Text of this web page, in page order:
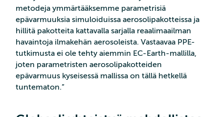
metodeja ymmärtääksemme parametrisiä
epävarmuuksia simuloiduissa aerosolipakotteissa ja
hillitä pakotteita kattavalla sarjalla reaalimaailman
havaintoja ilmakehän aerosoleista. Vastaavaa PPE-
tutkimusta ei ole tehty aiemmin EC-Earth-mallilla,
joten parametristen aerosolipakotteiden
epävarmuus kyseisessä mallissa on tällä hetkellä
tuntematon.”